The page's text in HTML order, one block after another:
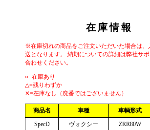
在庫情報
※在庫切れの商品をご注文いただいた場合は、
送となります。 納期についての詳細は弊社サ
合わせください。
○=在庫あり
△=残りわずか
✕=在庫なし（廃番ではございません）
商品名 車種 車輌形式
SpecD
ヴォクシー ZRR80W